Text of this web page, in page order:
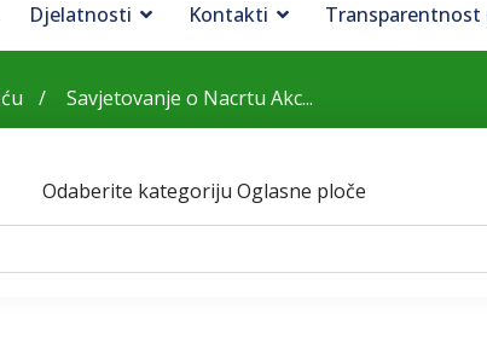
Djelatnosti Kontakti Transparentnost
Savjetovanje o Nacrtu Akc...
Odaberite kategoriju Oglasne ploče